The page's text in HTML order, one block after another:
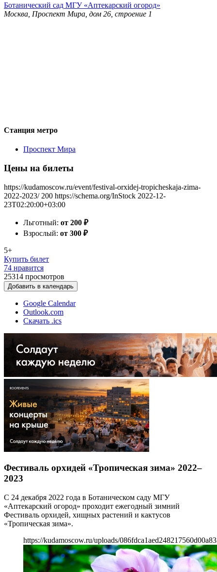
Ботанический сад МГУ «Аптекарский огород»
Москва, Проспект Мира, дом 26, строение 1
Станция метро
Проспект Мира
Цены на билеты
https://kudamoscow.ru/event/festival-orxidej-tropicheskaja-zima-
2022-2023/ 200 https://schema.org/InStock 2022-12-
23T02:20:00+03:00
Льготный: от 200 ₽
Взрослый: от 300 ₽
5+
Купить билет
74 нравится
25314 просмотров
Добавить в календарь
Google Calendar
Outlook.com
Скачать .ics
Фестиваль орхидей «Тропическая зима» 2022–
2023
С 24 декабря 2022 года в Ботаническом саду МГУ
«Аптекарский огород» проходит ежегодный зимний
Фестиваль орхидей, хищных растений и кактусов
«Тропическая зима».
https://kudamoscow.ru/uploads/